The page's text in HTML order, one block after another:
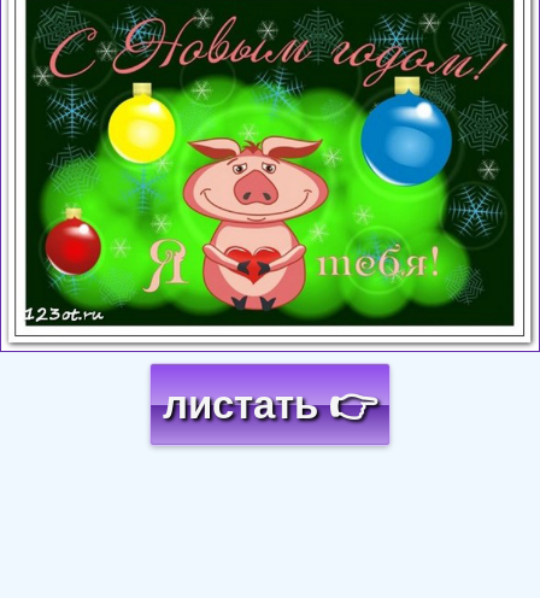
листать 👉